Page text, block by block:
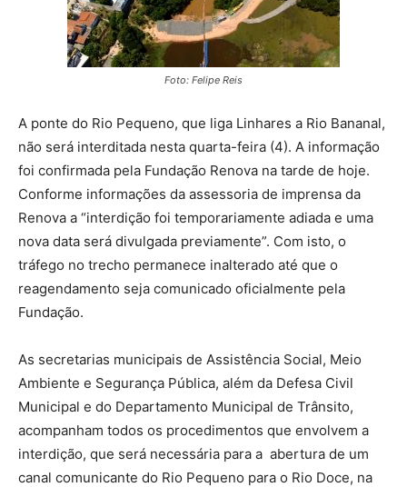
Foto: Felipe Reis
A ponte do Rio Pequeno, que liga Linhares a Rio Bananal,
não será interditada nesta quarta-feira (4). A informação
foi confirmada pela Fundação Renova na tarde de hoje.
Conforme informações da assessoria de imprensa da
Renova a “interdição foi temporariamente adiada e uma
nova data será divulgada previamente”. Com isto, o
tráfego no trecho permanece inalterado até que o
reagendamento seja comunicado oficialmente pela
Fundação.
As secretarias municipais de Assistência Social, Meio
Ambiente e Segurança Pública, além da Defesa Civil
Municipal e do Departamento Municipal de Trânsito,
acompanham todos os procedimentos que envolvem a
interdição, que será necessária para a abertura de um
canal comunicante do Rio Pequeno para o Rio Doce, na